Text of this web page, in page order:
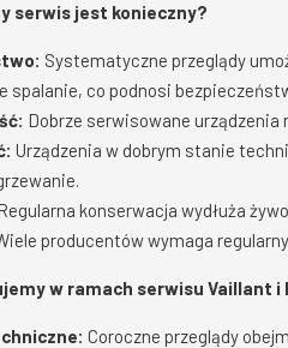
serwis jest konieczny?
Systematyczne przeglądy
spalanie, co podnosi
Dobrze serwisowane urządzenia
Urządzenia w dobrym stanie
konserwacja wydłuża
producentów wymaga
w ramach serwisu Vaillant i
Coroczne przeglądy